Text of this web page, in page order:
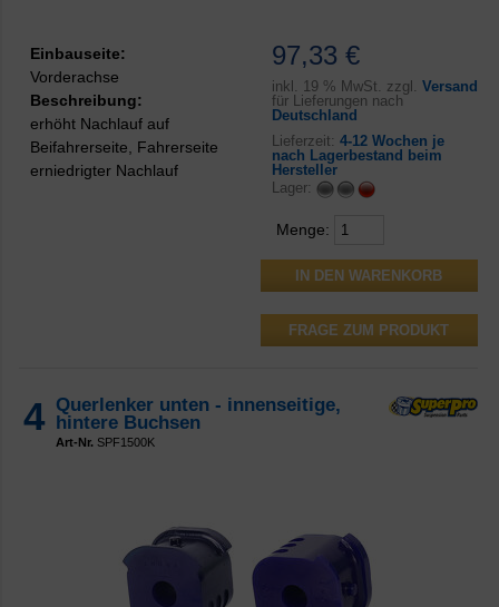
97,33 €
inkl. 19 % MwSt. zzgl. Versand
für Lieferungen nach
Deutschland
Lieferzeit: 4-12 Wochen je
nach Lagerbestand beim
Hersteller
Lager:
Menge:
FRAGE ZUM PRODUKT
Einbauseite:
Vorderachse
Beschreibung:
erhöht Nachlauf auf
Beifahrerseite, Fahrerseite
erniedrigter Nachlauf
4 Querlenker unten - innenseitige,
hintere Buchsen
Art-Nr. SPF1500K